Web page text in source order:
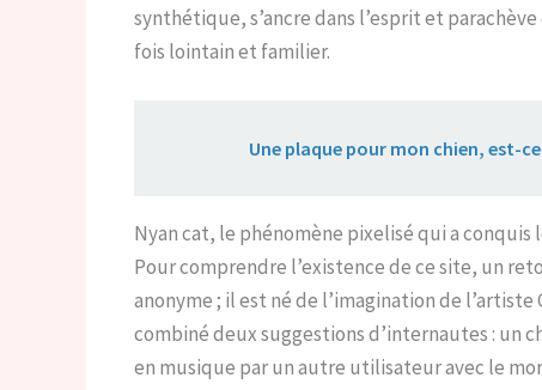
synthétique, s’ancre dans l’esprit et
fois lointain et familier.
Une plaque pour mon chien, est-
Nyan cat, le phénomène pixelisé qui a conquis
Pour comprendre l’existence de ce site, un
anonyme ; il est né de l’imagination de
combiné deux suggestions d’internautes : un
en musique par un autre utilisateur avec le